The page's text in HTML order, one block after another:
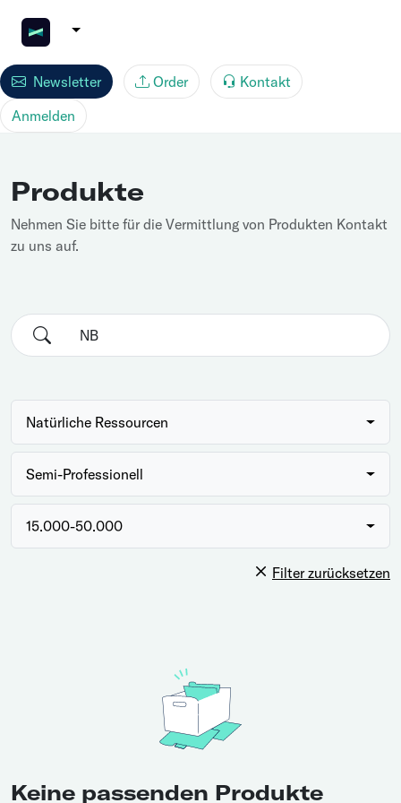
Newsletter Order
Kontakt
Anmelden
Produkte
Nehmen Sie bitte für die Vermittlung von Produkten Kontakt
zu uns auf.
Natürliche Ressourcen
Semi-Professionell
15.000-50.000
Filter zurücksetzen
Keine passenden Produkte